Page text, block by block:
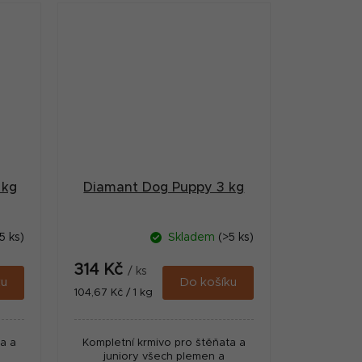
ks)
a
Diamant Dog Puppy 3 kg
Skladem (>5 ks)
314 Kč / ks
Měrná
104,67 Kč / 1 kg
Do košíku
Kompletní krmivo pro štěňata a
juniory všech plemen a